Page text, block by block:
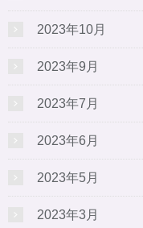
2023年10月
2023年9月
2023年7月
2023年6月
2023年5月
2023年3月